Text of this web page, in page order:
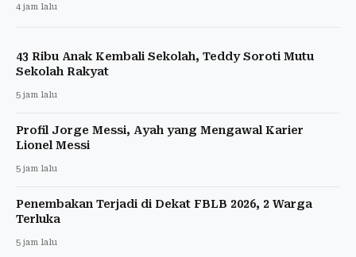
4 jam lalu
43 Ribu Anak Kembali Sekolah, Teddy Soroti Mutu
Sekolah Rakyat
5 jam lalu
Profil Jorge Messi, Ayah yang Mengawal Karier
Lionel Messi
5 jam lalu
Penembakan Terjadi di Dekat FBLB 2026, 2 Warga
Terluka
5 jam lalu